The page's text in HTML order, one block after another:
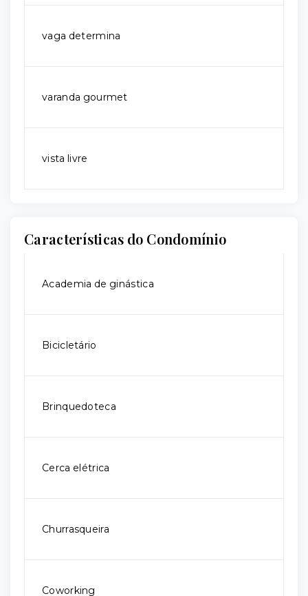
vaga determina
varanda gourmet
vista livre
Características do Condomínio
Academia de ginástica
Bicicletário
Brinquedoteca
Cerca elétrica
Churrasqueira
Coworking